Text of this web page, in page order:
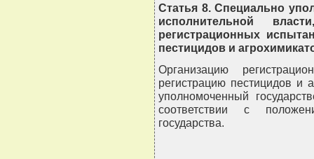
Статья 8. Специально
исполнительной
регистрационных
пестицидов и
Организацию
регистрацию пестицидов и
уполномоченный
соответствии с
государства.